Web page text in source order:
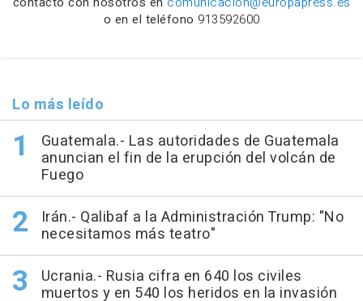
o en el teléfono 913592600
Lo más leído
Guatemala.- Las autoridades de Guatemala
anuncian el fin de la erupción del volcán de
Fuego
Irán.- Qalibaf a la Administración Trump: "No
necesitamos más teatro"
Ucrania.- Rusia cifra en 640 los civiles
muertos y en 540 los heridos en la invasión